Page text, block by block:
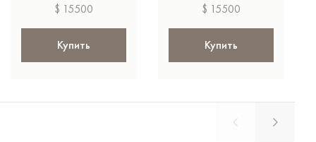
$ 15500
Купить
$ 15500
Купить